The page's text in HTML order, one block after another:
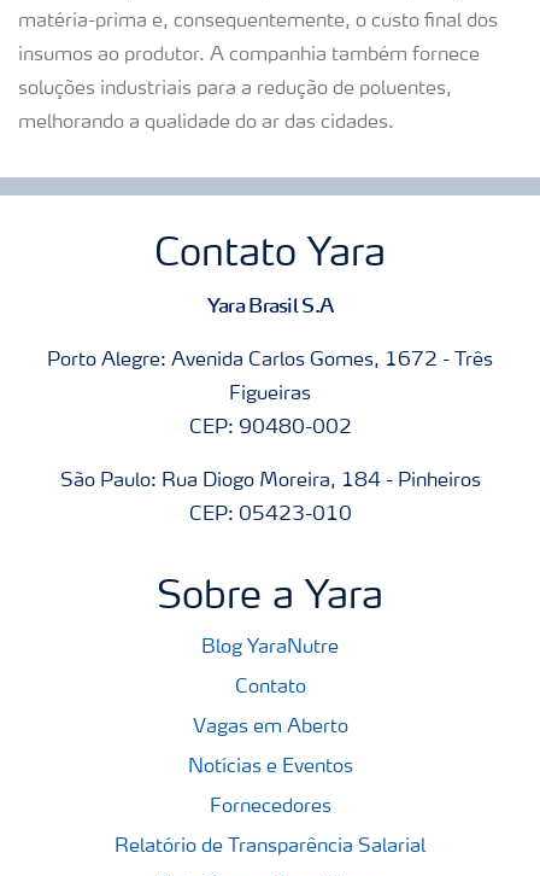
matéria-prima e, consequentemente, o custo final dos
insumos ao produtor. A companhia também fornece
soluções industriais para a redução de poluentes,
melhorando a qualidade do ar das cidades.
Contato Yara
Yara Brasil S.A
Porto Alegre: Avenida Carlos Gomes, 1672 - Três
Figueiras
CEP: 90480-002
São Paulo: Rua Diogo Moreira, 184 - Pinheiros
CEP: 05423-010
Sobre a Yara
Blog YaraNutre
Contato
Vagas em Aberto
Notícias e Eventos
Fornecedores
Relatório de Transparência Salarial